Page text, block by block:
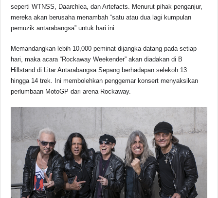
seperti WTNSS, Daarchlea, dan Artefacts. Menurut pihak penganjur,
mereka akan berusaha menambah “satu atau dua lagi kumpulan
pemuzik antarabangsa” untuk hari ini.
Memandangkan lebih 10,000 peminat dijangka datang pada setiap
hari, maka acara “Rockaway Weekender” akan diadakan di B
Hillstand di Litar Antarabangsa Sepang berhadapan selekoh 13
hingga 14 trek. Ini membolehkan penggemar konsert menyaksikan
perlumbaan MotoGP dari arena Rockaway.